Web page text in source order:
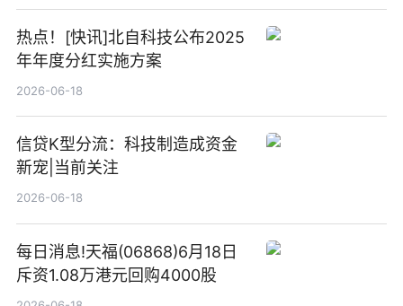
热点！[快讯]北自科技公布2025
年年度分红实施方案
2026-06-18
信贷K型分流：科技制造成资金
新宠|当前关注
2026-06-18
每日消息!天福(06868)6月18日
斥资1.08万港元回购4000股